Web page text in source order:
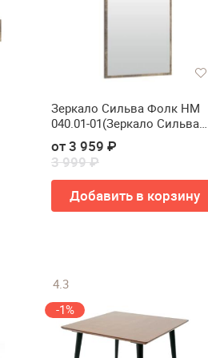
Зеркало Сильва Фолк НМ
040.01-01(Зеркало Сильва
Фолк НМ 040.01-01)
от 3 959 ₽
3 999 ₽
Добавить в корзину
4.3
-1%